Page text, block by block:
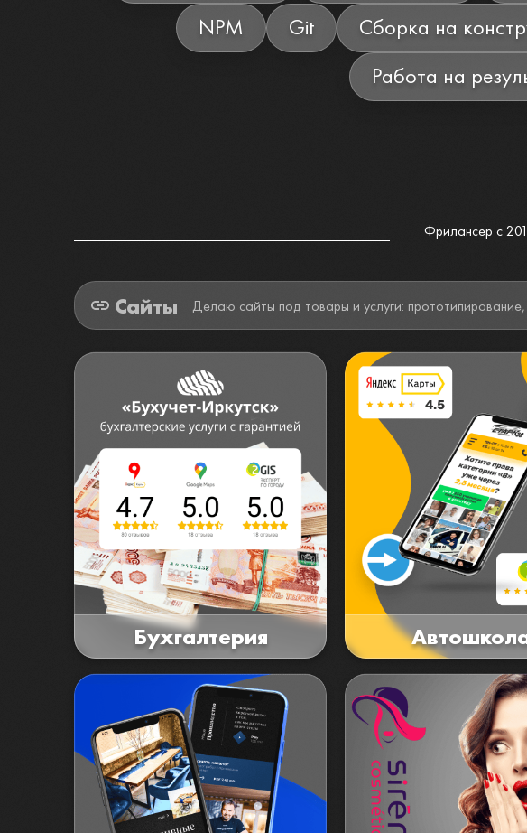
NPM
Git Сборка на
Работа на
Фрилансер с
Сайты Делаю сайты под товары и услуги:
Бухгалтерия